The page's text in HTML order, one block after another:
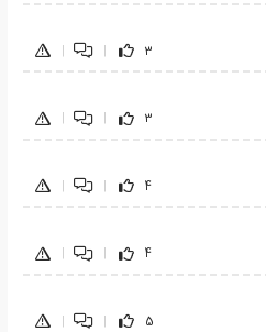
3
|
|
3
|
|
4
|
|
4
|
|
5
|
|